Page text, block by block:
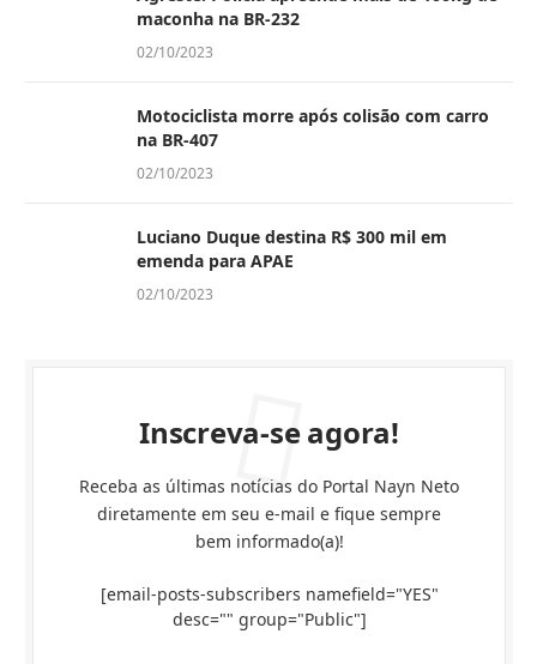
maconha na BR-232
02/10/2023
Motociclista morre após colisão com carro
na BR-407
02/10/2023
Luciano Duque destina R$ 300 mil em
emenda para APAE
02/10/2023
Inscreva-se agora!
Receba as últimas notícias do Portal Nayn Neto
diretamente em seu e-mail e fique sempre
bem informado(a)!
[email-posts-subscribers namefield="YES"
desc="" group="Public"]